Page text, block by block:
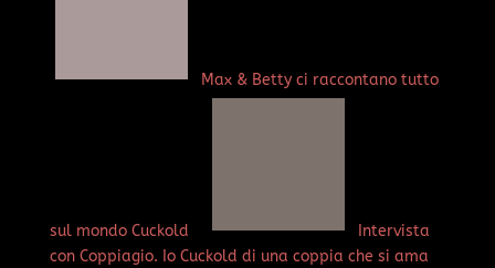
Max & Betty ci raccontano tutto
sul mondo Cuckold
Intervista
con Coppiagio. Io Cuckold di una coppia che si ama